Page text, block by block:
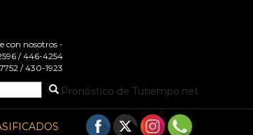
con nosotros -
/ 446-4254
/ 430-1923
Pronóstico de Tutiempo.net